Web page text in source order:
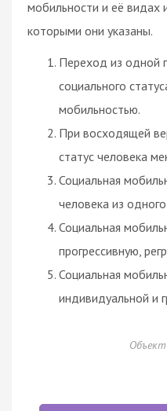
мобильности и её видах
которыми они указаны.
Переход из одной
социального
мобильностью.
При восходящей
статус человека
Социальная
человека из
Социальная
прогрессивную,
Социальная
индивидуальной и